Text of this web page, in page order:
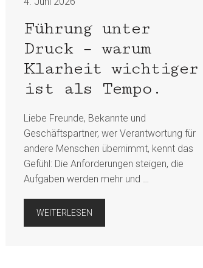
Führung unter
Druck – warum
Klarheit wichtiger
ist als Tempo.
Liebe Freunde, Bekannte und
Geschäftspartner, wer Verantwortung für
andere Menschen übernimmt, kennt das
Gefühl: Die Anforderungen steigen, die
Aufgaben werden mehr und …
WEITERLESEN